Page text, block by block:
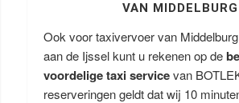
VAN MIDDELBURG
Ook voor taxivervoer van
aan de Ijssel kunt u rekenen op de
voordelige taxi servicevan
reserveringen geldt dat wij 10